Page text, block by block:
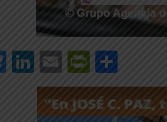
Bluesky
LinkedIn
Email